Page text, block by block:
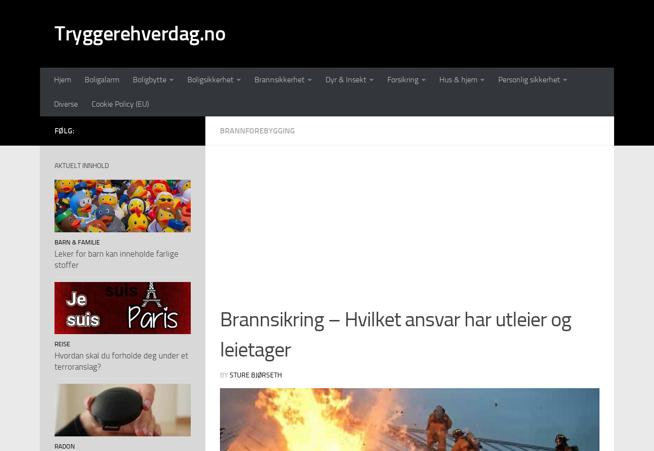
Tryggerehverdag.no
Hjem Boligalarm Boligbytte Boligsikkerhet Brannsikkerhet Dyr & Insekt Forsikring Hus & hjem Personlig sikkerhet
Diverse Cookie Policy (EU)
BRANNFOREBYGGING
Brannsikring – Hvilket ansvar har utleier og
leietager
BY STURE BJØRSETH
FØLG:
AKTUELT INNHOLD
BARN & FAMILIE
Leker for barn kan inneholde farlige
stoffer
REISE
Hvordan skal du forholde deg under et
terroranslag?
RADON